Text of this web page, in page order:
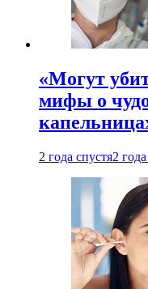
«Могут
мифы о
2 года спустя2